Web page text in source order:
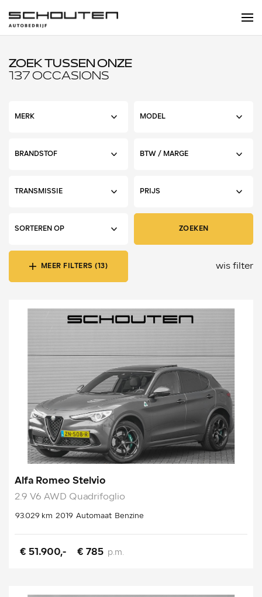
ZOEK TUSSEN ONZE
137 OCCASIONS
ZOEKEN
MEER FILTERS (13) wis filter
Alfa Romeo Stelvio
2.9 V6 AWD Quadrifoglio
93.029 km 2019 Automaat Benzine
€ 51.900,- € 785 p.m.